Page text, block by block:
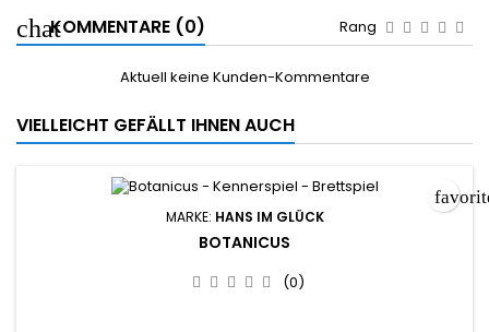
KOMMENTARE (0) Rang
Aktuell keine Kunden-Kommentare
VIELLEICHT GEFÄLLT IHNEN AUCH
MARKE: HANS IM GLÜCK
BOTANICUS
(0)